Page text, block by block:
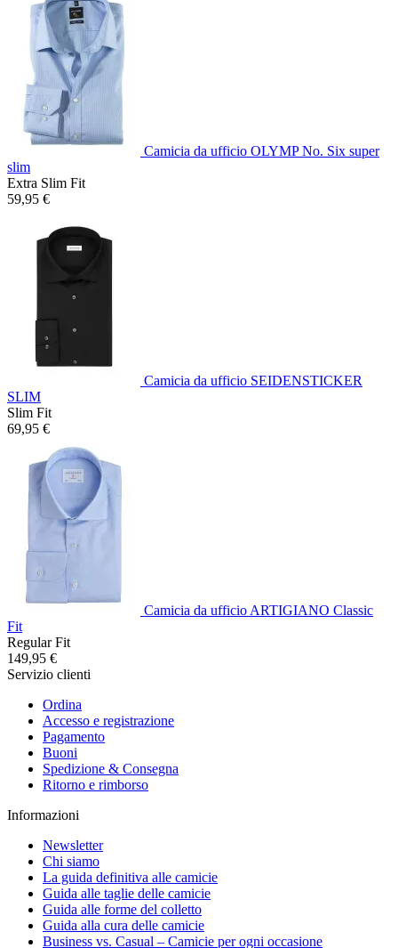
Camicia da ufficio OLYMP No. Six super
slim
Extra Slim Fit
59,95 €
Camicia da ufficio SEIDENSTICKER
SLIM
Slim Fit
69,95 €
Camicia da ufficio ARTIGIANO Classic
Fit
Regular Fit
149,95 €
Servizio clienti
Ordina
Accesso e registrazione
Pagamento
Buoni
Spedizione & Consegna
Ritorno e rimborso
Informazioni
Newsletter
Chi siamo
La guida definitiva alle camicie
Guida alle taglie delle camicie
Guida alle forme del colletto
Guida alla cura delle camicie
Business vs. Casual – Camicie per ogni occasione